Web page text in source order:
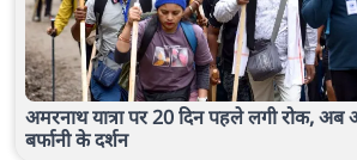
अमरनाथ यात्रा पर 20 दिन पहले लगी रोक, अब
बर्फानी के दर्शन